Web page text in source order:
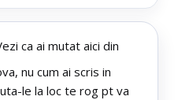
ca ai mutat aici din
nu cum ai scris in
le la loc te rog pt va